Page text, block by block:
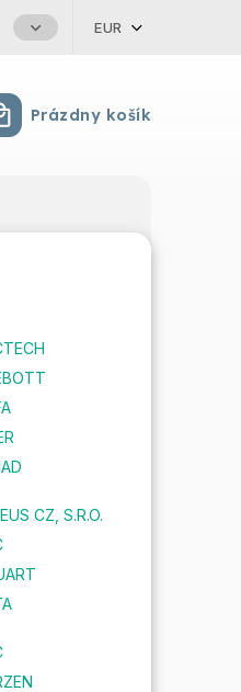
EUR
Nákupný košík
Prázdny košík
CZ, S.R.O.